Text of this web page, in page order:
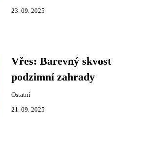
23. 09. 2025
Vřes: Barevný skvost
podzimní zahrady
Ostatní
21. 09. 2025